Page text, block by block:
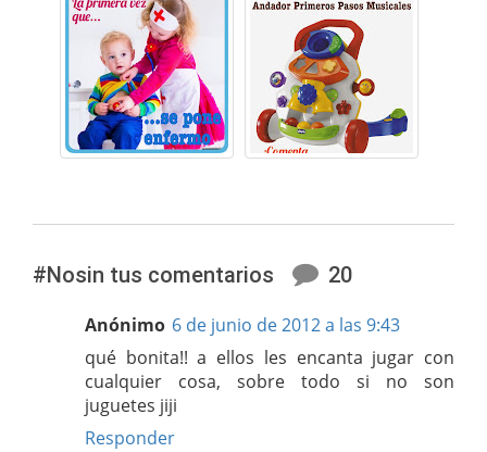
#Nosin tus comentarios 20
Anónimo 6 de junio de 2012 a las 9:43
qué bonita!! a ellos les encanta jugar con
cualquier cosa, sobre todo si no son
juguetes jiji
Responder